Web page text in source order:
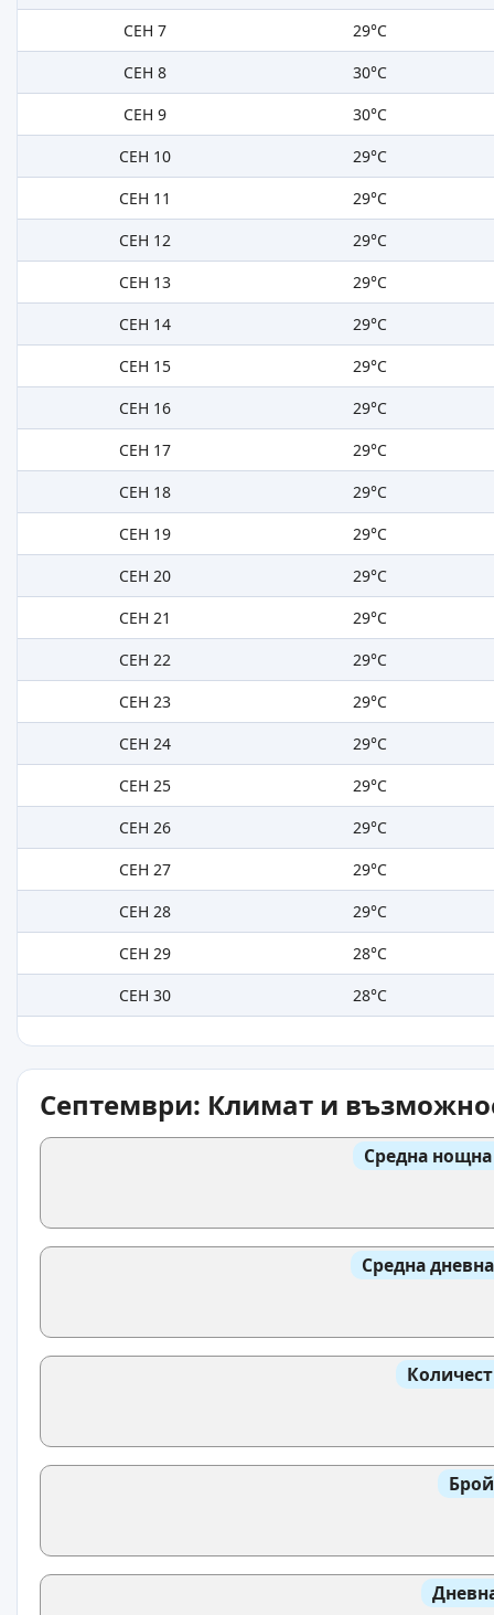
СЕН 7
29°C
СЕН 8
30°C
СЕН 9
30°C
СЕН 10
29°C
СЕН 11
29°C
СЕН 12
29°C
СЕН 13
29°C
СЕН 14
29°C
СЕН 15
29°C
СЕН 16
29°C
СЕН 17
29°C
СЕН 18
29°C
СЕН 19
29°C
СЕН 20
29°C
СЕН 21
29°C
СЕН 22
29°C
СЕН 23
29°C
СЕН 24
29°C
СЕН 25
29°C
СЕН 26
29°C
СЕН 27
29°C
СЕН 28
29°C
СЕН 29
28°C
СЕН 30
28°C
Септември: Климат и
Средна
Средна